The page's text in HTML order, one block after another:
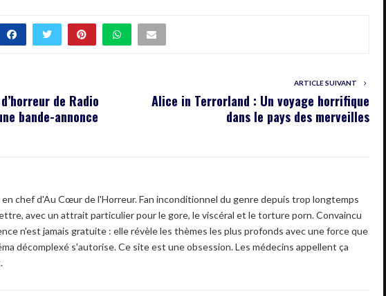
de Radio
bande-annonce
ARTICLE SUIVANT
Alice in Terrorland : Un voyage horrifique
dans le pays des merveilles
chef d'Au Cœur de l'Horreur. Fan inconditionnel du genre depuis trop longtemps
avec un attrait particulier pour le gore, le viscéral et le torture porn. Convaincu
n'est jamais gratuite : elle révèle les thèmes les plus profonds avec une force que
décomplexé s'autorise. Ce site est une obsession. Les médecins appellent ça